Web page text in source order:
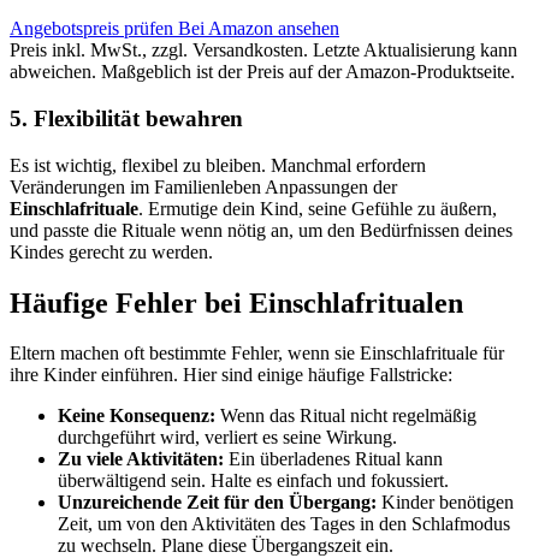
Angebotspreis prüfen Bei Amazon ansehen
Preis inkl. MwSt., zzgl. Versandkosten. Letzte Aktualisierung kann
abweichen. Maßgeblich ist der Preis auf der Amazon-Produktseite.
5. Flexibilität bewahren
Es ist wichtig, flexibel zu bleiben. Manchmal erfordern
Veränderungen im Familienleben Anpassungen der
Einschlafrituale. Ermutige dein Kind, seine Gefühle zu äußern,
und passte die Rituale wenn nötig an, um den Bedürfnissen deines
Kindes gerecht zu werden.
Häufige Fehler bei Einschlafritualen
Eltern machen oft bestimmte Fehler, wenn sie Einschlafrituale für
ihre Kinder einführen. Hier sind einige häufige Fallstricke:
Keine Konsequenz: Wenn das Ritual nicht regelmäßig
durchgeführt wird, verliert es seine Wirkung.
Zu viele Aktivitäten: Ein überladenes Ritual kann
überwältigend sein. Halte es einfach und fokussiert.
Unzureichende Zeit für den Übergang: Kinder benötigen
Zeit, um von den Aktivitäten des Tages in den Schlafmodus
zu wechseln. Plane diese Übergangszeit ein.